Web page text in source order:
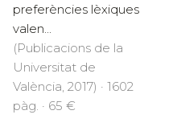
preferències lèxiques
valen...
(Publicacions de la
Universitat de
València, 2017) · 1602
pàg. · 65 €